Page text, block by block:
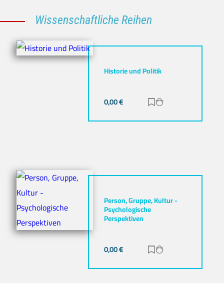
Wissenschaftliche Reihen
Historie und Politik
0,00€ Zur Merkliste
Person, Gruppe, Kultur -
Psychologische
Perspektiven
0,00€ Zur Merkliste